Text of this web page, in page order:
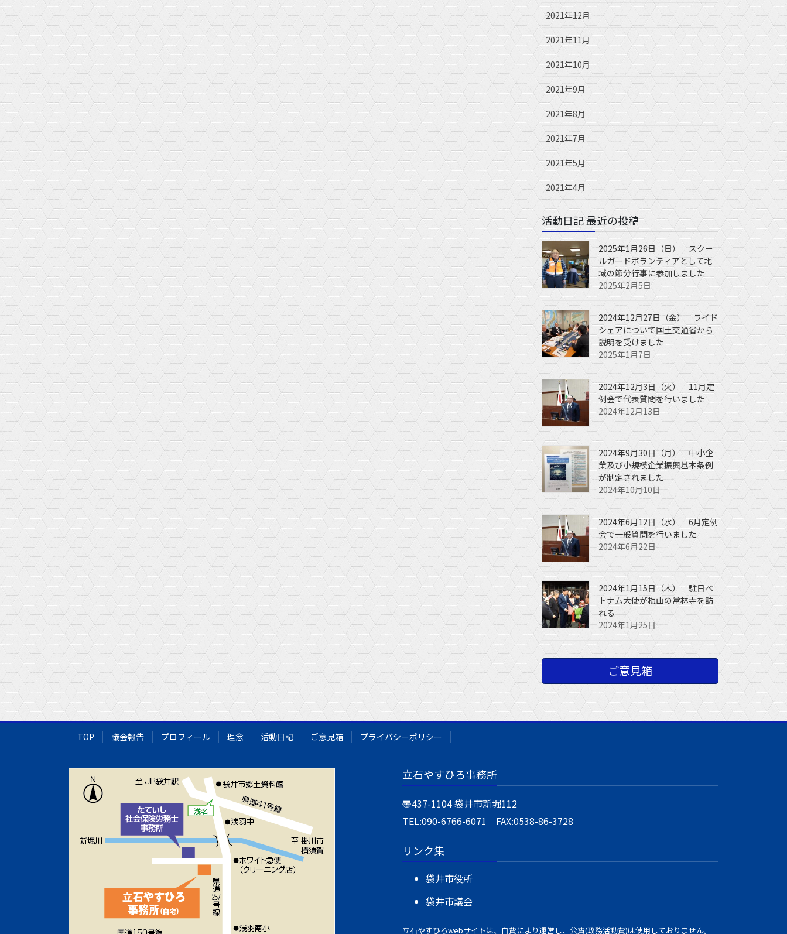
2021年12月
2021年11月
2021年10月
2021年9月
2021年8月
2021年7月
2021年5月
2021年4月
活動日記 最近の投稿
2025年1月26日（日） スクー
ルガードボランティアとして地
域の節分行事に参加しました
2025年2月5日
2024年12月27日（金） ライド
シェアについて国土交通省から
説明を受けました
2025年1月7日
2024年12月3日（火） 11月定
例会で代表質問を行いました
2024年12月13日
2024年9月30日（月） 中小企
業及び小規模企業振興基本条例
が制定されました
2024年10月10日
2024年6月12日（水） 6月定例
会で一般質問を行いました
2024年6月22日
2024年1月15日（木） 駐日ベ
トナム大使が梅山の常林寺を訪
れる
2024年1月25日
ご意見箱
TOP 議会報告 プロフィール 理念 活動日記 ご意見箱 プライバシーポリシー
立石やすひろ事務所
〠437-1104袋井市新堀112
TEL:090-6766-6071 FAX:0538-86-3728
リンク集
袋井市役所
袋井市議会
立石やすひろwebサイトは、自費により運営し、公費(政務活動費)は使用しておりません。